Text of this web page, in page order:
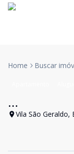
Home Buscar
...
Vila São Geraldo,